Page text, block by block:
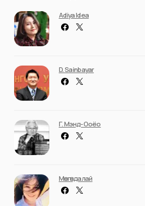
Adiya Idea
D. Sainbayar
Г. Мэнд-Ооёо
Мөнгөндалай